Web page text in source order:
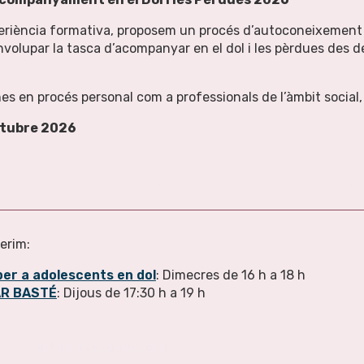
de les seves dades personals. Si encara són
utilitzant?
la seva informació?
dades, haurem de verificar la seva identitat abans de
Si requereix més còpies, podríem facturar un càrrec
/ incomplet de les seves dades personals
personal, pot ser que adverteixi algun error o
nosaltres i corregirem / inclourem la dada sol·licitat.
a
formativa, proposem un procés
la tasca d’acompanyar en el dol i les pèrdues des
en procés personal com a professionals de l’àmbit
2026
a adolescents en dol : Dimecres de 16 h a 18 h
BASTÉ: Dijous de 17:30 h a 19 h